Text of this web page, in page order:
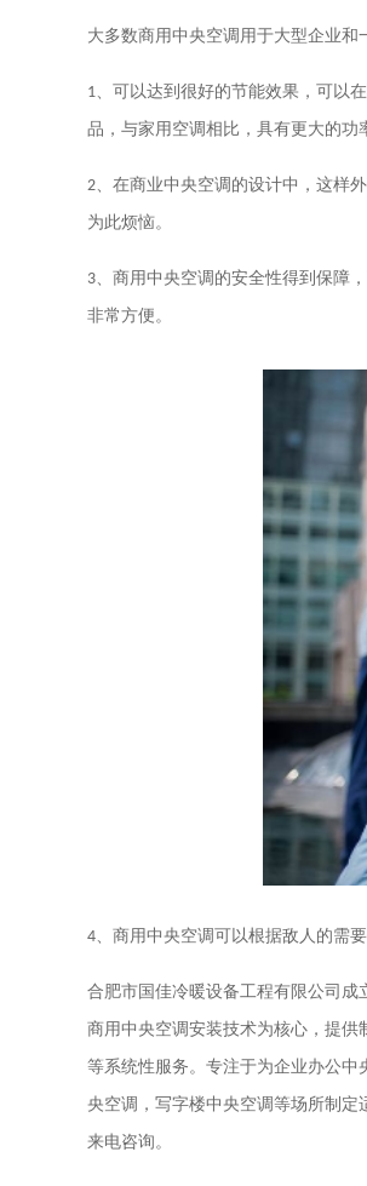
大多数商用中央空调用于大型企业和
1、 可以达到很好的节能效果，可以
品，与家用空调相比，具有更大的功
2、 在商业中央空调的设计中，这样
为此烦恼。
3、 商用中央空调的安全性得到保障
非常方便。
4、 商用中央空调可以根据敌人的需
合肥市国佳冷暖设备工程有限公司成
商用中央空调安装技术为核心，提
等系统性服务。专注于为企业办公
央空调，写字楼中央空调等场所制
来电咨询。